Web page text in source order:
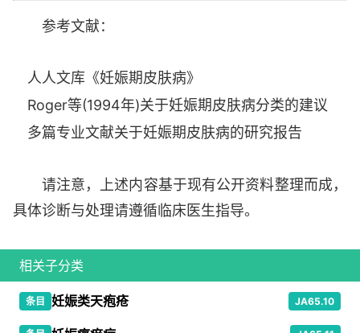
参考文献：
人人文库《妊娠期皮肤病》
Roger等(1994年)关于妊娠期皮肤病分类的建议
多篇专业文献关于妊娠期皮肤病的研究报告
请注意，上述内容基于现有公开资料整理而成，
具体诊断与处理请遵循临床医生指导。
相关子分类
条目 妊娠类天疱疮 JA65.10